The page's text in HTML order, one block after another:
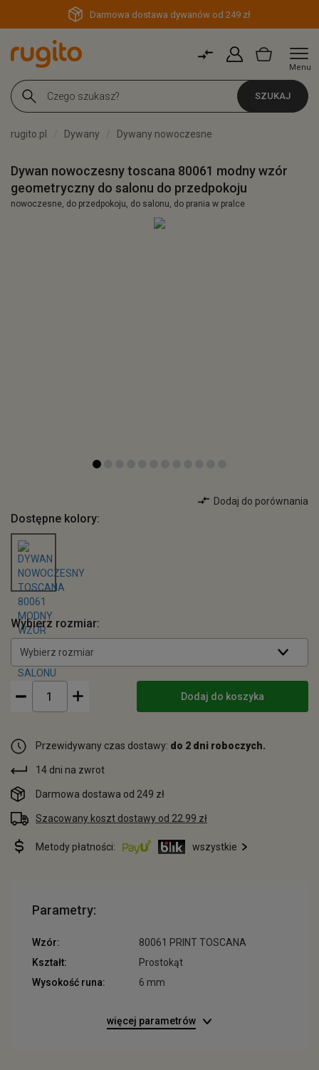
Darmowa dostawa dywanów od 249 zł
Menu
SZUKAJ
rugito.pl Dywany Dywany nowoczesne
Dywan nowoczesny toscana 80061 modny wzór
geometryczny do salonu do przedpokoju
nowoczesne, do przedpokoju, do salonu, do prania w pralce
Dodaj do porównania
Dostępne kolory:
Wybierz rozmiar:
Wybierz rozmiar
Dodaj do koszyka
Przewidywany czas dostawy: do 2 dni roboczych.
14 dni na zwrot
Darmowa dostawa od 249 zł
Szacowany koszt dostawy od 22.99 zł
Metody płatności: wszystkie
Parametry:
Wzór:
80061 PRINT TOSCANA
Kształt:
Prostokąt
Wysokość runa:
6 mm
więcej parametrów